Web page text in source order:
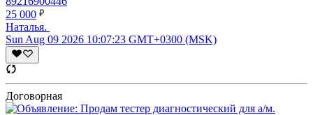
25 000
Наталья.
Sun Aug 09 2026 10:07:23 GMT+0300 (MSK)
Договорная